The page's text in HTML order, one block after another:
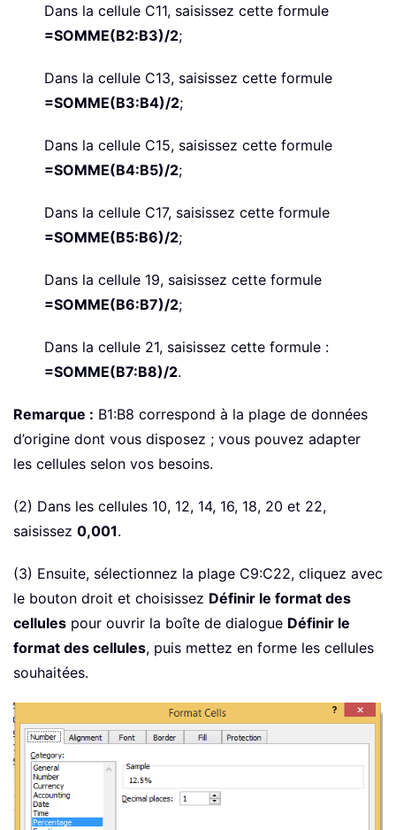
Dans la cellule C11, saisissez cette formule
=SOMME(B2:B3)/2;
Dans la cellule C13, saisissez cette formule
=SOMME(B3:B4)/2;
Dans la cellule C15, saisissez cette formule
=SOMME(B4:B5)/2;
Dans la cellule C17, saisissez cette formule
=SOMME(B5:B6)/2;
Dans la cellule 19, saisissez cette formule
=SOMME(B6:B7)/2;
Dans la cellule 21, saisissez cette formule :
=SOMME(B7:B8)/2.
Remarque : B1:B8 correspond à la plage de données
d’origine dont vous disposez ; vous pouvez adapter
les cellules selon vos besoins.
(2) Dans les cellules 10, 12, 14, 16, 18, 20 et 22,
saisissez 0,001.
(3) Ensuite, sélectionnez la plage C9:C22, cliquez avec
le bouton droit et choisissez Définir le format des
cellules pour ouvrir la boîte de dialogue Définir le
format des cellules, puis mettez en forme les cellules
souhaitées.